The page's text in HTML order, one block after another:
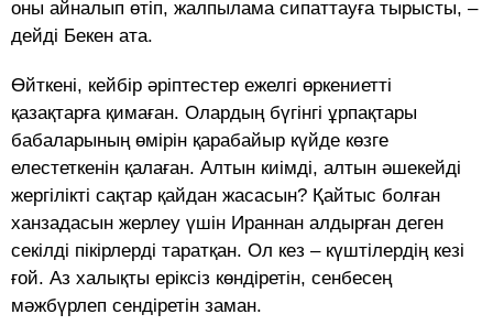
оны айналып өтіп, жалпылама сипаттауға тырысты, –
дейді Бе­кен ата.
Өйткені, кейбір әріптестер ежел­гі өркениетті
қазақтарға қи­маған. Олардың бүгінгі ұрпақтары
бабаларының өмірін қарабайыр күйде көзге
елестеткенін қалаған. Алтын киімді, алтын әшекейді
жергілікті сақтар қайдан жасасын? Қайтыс болған
ханзадасын жерлеу үшін Ираннан алдырған деген
секілді пікірлерді таратқан. Ол кез – күштілердің кезі
ғой. Аз халықты еріксіз көндіретін, сенбесең
мәжбүрлеп сендіретін заман.